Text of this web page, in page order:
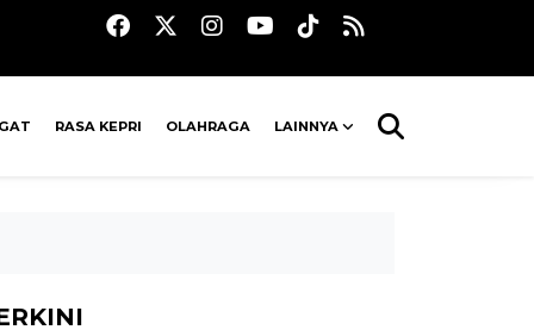
RASA KEPRI OLAHRAGA LAINNYA